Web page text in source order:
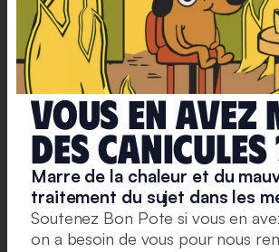
pour
chaque
article
en
ligne,
et
une
lettre
hebdo
chaque
Vous en avez
deS caniculeS
Marre de la chaleur et du
traitement du sujet dans les
Soutenez Bon Pote si vous en
on a besoin de vous pour nous